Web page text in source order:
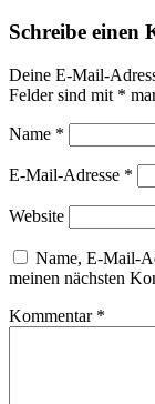
Schreibe einen
Deine E-Mail-
Felder sind mit *
Name *
E-Mail-Adresse *
Website
Name, E-Mail-
meinen nächsten
Kommentar *